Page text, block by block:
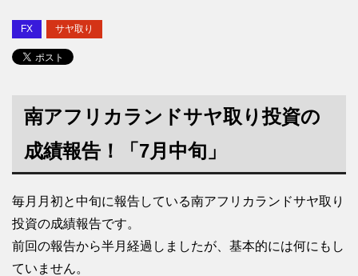
FX サヤ取り
南アフリカランドサヤ取り投資の
成績報告！「7月中旬」
毎月月初と中旬に報告している南アフリカランドサヤ取り
投資の成績報告です。
前回の報告から半月経過しましたが、基本的には何にもし
ていません。